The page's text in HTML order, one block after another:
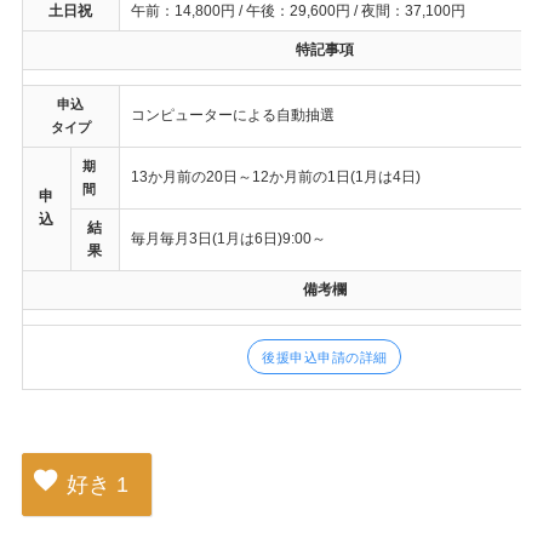
土日祝 午前：14,800円 / 午後：29,600円 / 夜間：37,100円
特記事項
申込
タイプ
コンピューターによる自動抽選
申
込
期
間
13か月前の20日～12か月前の1日(1月は4日)
結
果
毎月毎月3日(1月は6日)9:00～
備考欄
後援申込申請の詳細
好き 1